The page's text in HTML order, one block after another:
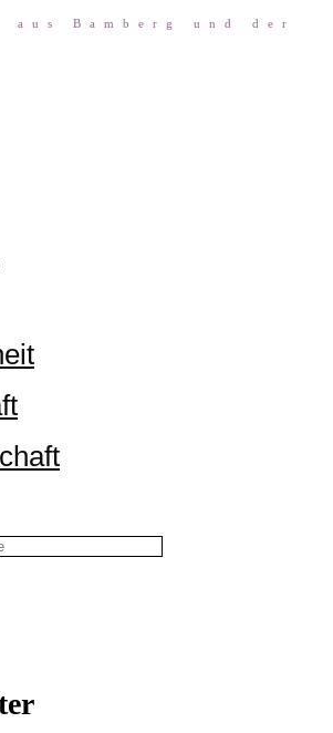
aus Bam­berg und der